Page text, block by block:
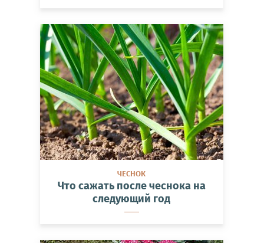
ЧЕСНОК
Что сажать после чеснока на
следующий год